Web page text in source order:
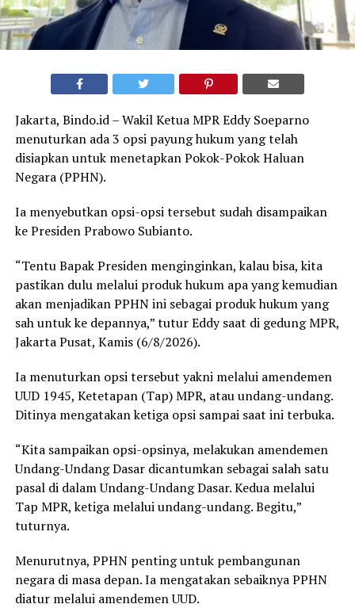
Jakarta, Bindo.id – Wakil Ketua MPR Eddy Soeparno
menuturkan ada 3 opsi payung hukum yang telah
disiapkan untuk menetapkan Pokok-Pokok Haluan
Negara (PPHN).
Ia menyebutkan opsi-opsi tersebut sudah disampaikan
ke Presiden Prabowo Subianto.
“Tentu Bapak Presiden menginginkan, kalau bisa, kita
pastikan dulu melalui produk hukum apa yang kemudian
akan menjadikan PPHN ini sebagai produk hukum yang
sah untuk ke depannya,” tutur Eddy saat di gedung MPR,
Jakarta Pusat, Kamis (6/8/2026).
Ia menuturkan opsi tersebut yakni melalui amendemen
UUD 1945, Ketetapan (Tap) MPR, atau undang-undang.
Ditinya mengatakan ketiga opsi sampai saat ini terbuka.
“Kita sampaikan opsi-opsinya, melakukan amendemen
Undang-Undang Dasar dicantumkan sebagai salah satu
pasal di dalam Undang-Undang Dasar. Kedua melalui
Tap MPR, ketiga melalui undang-undang. Begitu,”
tuturnya.
Menurutnya, PPHN penting untuk pembangunan
negara di masa depan. Ia mengatakan sebaiknya PPHN
diatur melalui amendemen UUD.